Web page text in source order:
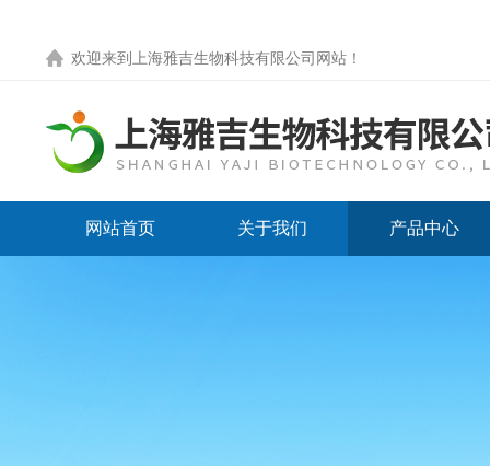
欢迎来到 上海雅吉生物科技有限公司网站 ！
网站首页 关于我们 产品中心